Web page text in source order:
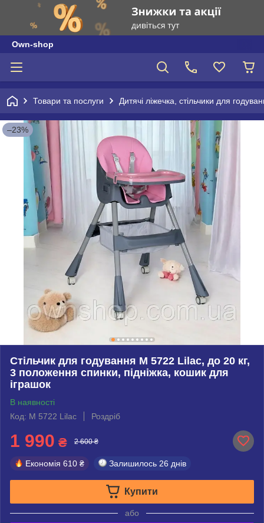
Own-shop
Товари та послуги Дитячі ліжечка, стільчики для
–23%
Стільчик для годування M 5722 Lilac, до 20 кг,
3 положення спинки, підніжка, кошик для
іграшок
В наявності
Код: M 5722 Lilac
Роздріб
1 990 ₴ 2 600 ₴
Економія 610 ₴ Залишилось 26 днів
Купити
або